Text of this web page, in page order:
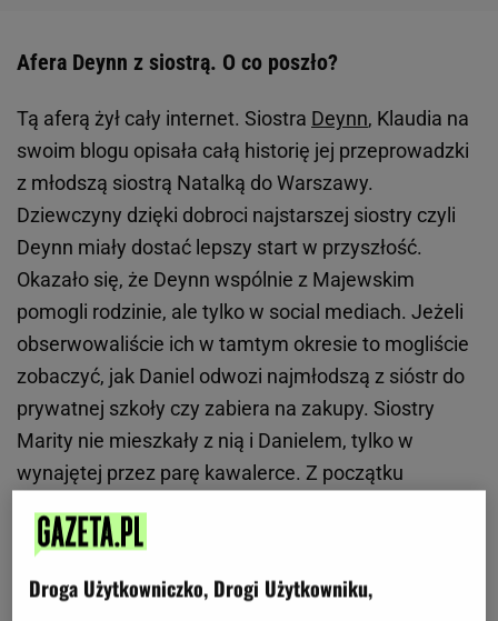
Afera Deynn z siostrą. O co poszło?
Tą aferą żył cały internet. Siostra Deynn, Klaudia na
swoim blogu opisała całą historię jej przeprowadzki
z młodszą siostrą Natalką do Warszawy.
Dziewczyny dzięki dobroci najstarszej siostry czyli
Deynn miały dostać lepszy start w przyszłość.
Okazało się, że Deynn wspólnie z Majewskim
pomogli rodzinie, ale tylko w social mediach. Jeżeli
obserwowaliście ich w tamtym okresie to mogliście
zobaczyć, jak Daniel odwozi najmłodszą z sióstr do
prywatnej szkoły czy zabiera na zakupy. Siostry
Marity nie mieszkały z nią i Danielem, tylko w
wynajętej przez parę kawalerce. Z początku
mieszkanie dziewczynom, po czym okazało się, że
mieszkanie.Dodajmy, że Klaudia na co dzień
Droga Użytkowniczko, Drogi Użytkowniku,